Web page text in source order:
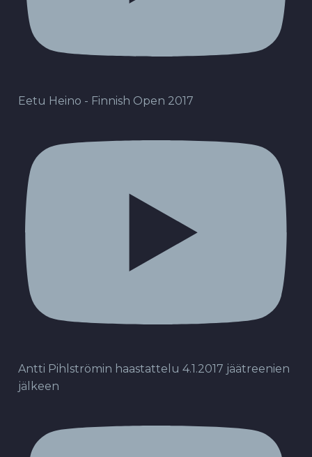
Eetu Heino - Finnish Open 2017
Antti Pihlströmin haastattelu 4.1.2017 jäätreenien
jälkeen